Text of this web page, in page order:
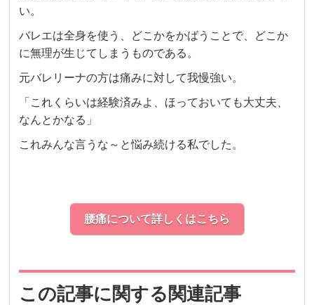
い。
バレエは全身を使う、どこかをかばうことで、どこか
に無理が生じてしまうものである。
元バレリーナの方は痛みに対して我慢強い。
「これくらいは経験済みよ、ほっておいても大丈夫、
なんとかなる」
これみんな言うな～と悩み続ける私でした。
腰痛について詳しくはこちら
この記事に関する関連記事